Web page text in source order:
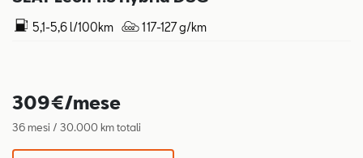
5,1-5,6 l/100km 117-127 g/km
309€/mese
36 mesi / 30.000 km totali